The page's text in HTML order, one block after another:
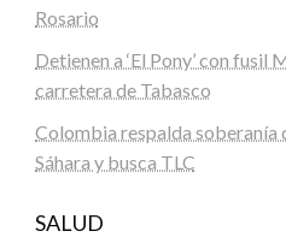
Rosario
Detienen a ‘El Pony’ con fusil
carretera de Tabasco
Colombia respalda soberanía
Sáhara y busca TLC
SALUD